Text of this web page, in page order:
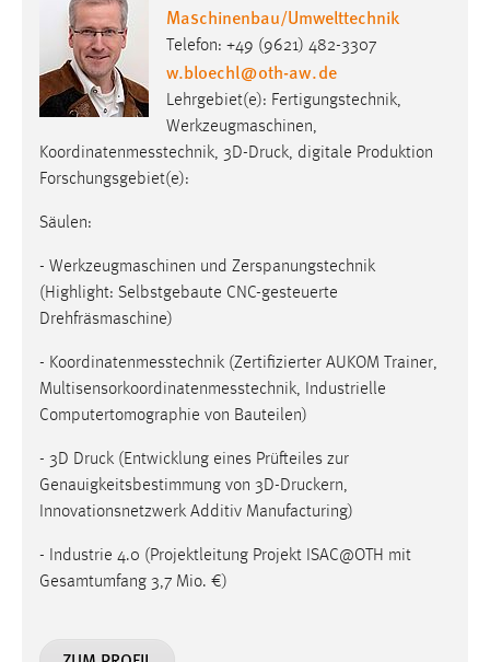
Maschinenbau/Umwelttechnik
Telefon: +49 (9621) 482-3307
w.bloechl@oth-aw.de
Lehrgebiet(e): Fertigungstechnik,
Werkzeugmaschinen,
Koordinatenmesstechnik, 3D-Druck, digitale Produktion
Forschungsgebiet(e):
Säulen:
- Werkzeugmaschinen und Zerspanungstechnik
(Highlight: Selbstgebaute CNC-gesteuerte
Drehfräsmaschine)
- Koordinatenmesstechnik (Zertifizierter AUKOM Trainer,
Multisensorkoordinatenmesstechnik, Industrielle
Computertomographie von Bauteilen)
- 3D Druck (Entwicklung eines Prüfteiles zur
Genauigkeitsbestimmung von 3D-Druckern,
Innovationsnetzwerk Additiv Manufacturing)
- Industrie 4.0 (Projektleitung Projekt ISAC@OTH mit
Gesamtumfang 3,7 Mio. €)
Name:
_gcl_au
Anbieter:
Google Ireland Limited
Zweck:
Facebook Pixel
Name:
_fbp
Facebook
Zweck:
Conversion-Tracking
Cookie Laufzeit:
3 Monate